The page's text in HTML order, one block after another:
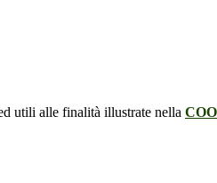
utili alle finalità illustrate nella